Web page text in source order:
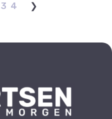
3 4 ❯